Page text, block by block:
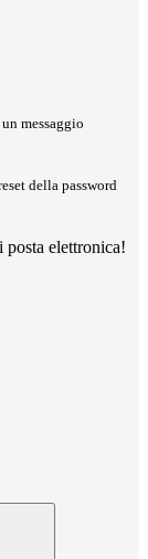
messaggio
della password
elettronica!